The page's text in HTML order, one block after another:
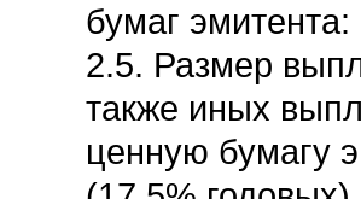
бумаг
2.5. Размер
также иных
ценную бумагу